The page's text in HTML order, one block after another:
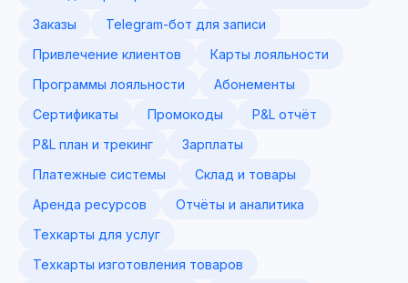
Заказы
Telegram-бот для записи
Привлечение клиентов
Карты лояльности
Программы лояльности
Абонементы
Сертификаты
Промокоды
P&L отчёт
P&L план и трекинг
Зарплаты
Платежные системы
Склад и товары
Аренда ресурсов
Отчёты и аналитика
Техкарты для услуг
Техкарты изготовления товаров